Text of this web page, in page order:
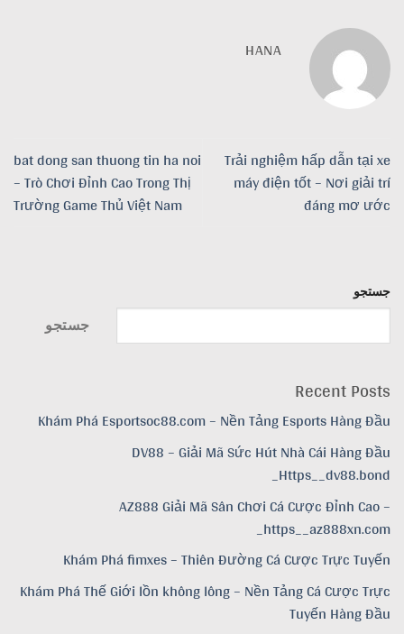
HANA
Trải nghiệm hấp dẫn tại xe
máy điện tốt – Nơi giải trí
đáng mơ ước
bat dong san thuong tin ha noi
– Trò Chơi Đỉnh Cao Trong Thị
Trường Game Thủ Việt Nam
جستجو
جستجو
Recent Posts
Khám Phá Esportsoc88.com – Nền Tảng Esports Hàng Đầu
DV88 – Giải Mã Sức Hút Nhà Cái Hàng Đầu
Https__dv88.bond_
AZ888 Giải Mã Sân Chơi Cá Cược Đỉnh Cao –
https__az888xn.com_
Khám Phá fimxes – Thiên Đường Cá Cược Trực Tuyến
Khám Phá Thế Giới lồn không lông – Nền Tảng Cá Cược Trực
Tuyến Hàng Đầu